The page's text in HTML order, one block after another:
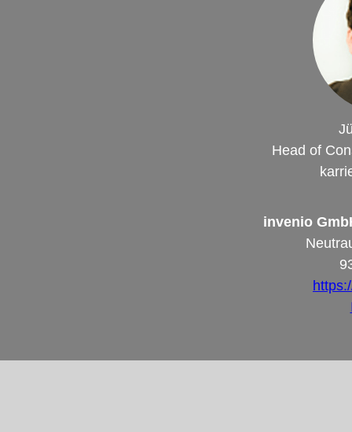
Head of
invenio